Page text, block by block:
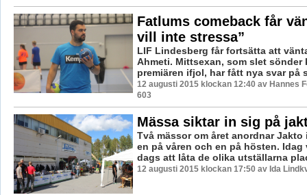
Fatlums comeback får
vill inte stressa”
LIF Lindesberg får fortsätta att
Ahmeti. Mittsexan, som slet sönder
premiären ifjol, har fått nya svar på
12 augusti 2015 klockan 12:40 av Hannes
603
Mässa siktar in sig på
Två mässor om året anordnar Jakto
en på våren och en på hösten. Idag
dags att låta de olika utställarna
12 augusti 2015 klockan 17:50 av Ida